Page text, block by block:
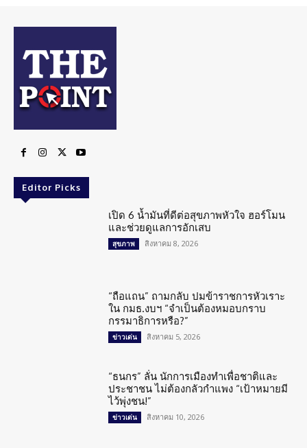
Editor Picks
เปิด 6 น้ำมันที่ดีต่อสุขภาพหัวใจ ฮอร์โมน
และช่วยดูแลการอักเสบ
สุขภาพ สิงหาคม 8, 2026
“ถือแถน” ถามกลับ ปมข้าราชการหัวเราะ
ใน กมธ.งบฯ “จำเป็นต้องหมอบกราบ
กรรมาธิการหรือ?”
ข่าวเด่น สิงหาคม 5, 2026
“ธนกร” ลั่น นักการเมืองทำเพื่อชาติและ
ประชาชน ไม่ต้องกลัวกำแพง “เป้าหมายมี
ไว้พุ่งชน!”
ข่าวเด่น สิงหาคม 10, 2026